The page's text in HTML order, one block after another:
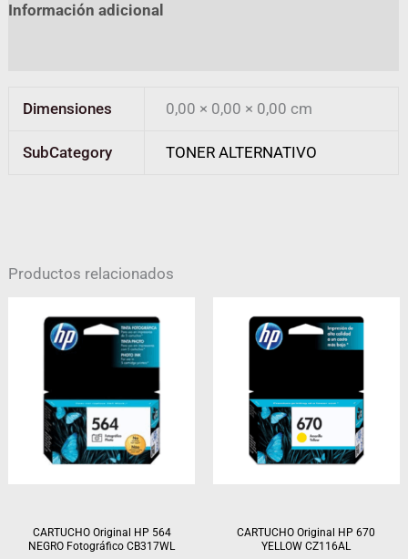
Información adicional
Dimensiones 0,00 × 0,00 × 0,00 cm
SubCategory TONER ALTERNATIVO
Productos relacionados
CARTUCHO Original HP 564
NEGRO Fotográfico CB317WL
CARTUCHO Original HP 670
YELLOW CZ116AL